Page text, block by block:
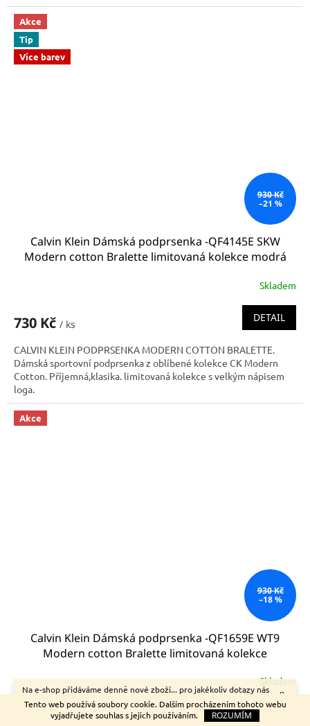
Tento web používá soubory cookie. Dalším procházením tohoto webu
vyjadřujete souhlas s jejich používáním.
ROZUMÍM
Na e-shop přidáváme denně nové zboží... pro jakékoliv dotazy nás
neváhejte kontaktovat.
Akce
Tip
Více barev
930 Kč
–21 %
Calvin Klein Dámská podprsenka -QF4145E SKW
Modern cotton Bralette limitovaná kolekce modrá
Skladem
730 Kč / ks
DETAIL
CALVIN KLEIN PODPRSENKA MODERN COTTON BRALETTE.
Dámská sportovní podprsenka z oblíbené kolekce CK Modern
Cotton. Příjemná,klasika. limitovaná kolekce s velkým nápisem
loga.
Akce
930 Kč
–18 %
Calvin Klein Dámská podprsenka -QF1659E WT9
Modern cotton Bralette limitovaná kolekce
Skladem
760 Kč/ ks
DETAIL